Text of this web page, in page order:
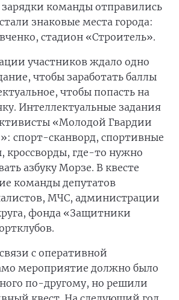
зарядки команды отправились
знаковые места города:
стадион «Строитель».
участников ждало одно
чтобы заработать баллы
чтобы попасть на
Интеллектуальные задания
«Молодой Гвардии
спорт-сканворд, спортивные
кроссворды, где-то нужно
азбуку Морзе. В квесте
команды депутатов
МЧС, администрации
фонда «Защитники
с оперативной
мероприятие должно было
по-другому, но решили